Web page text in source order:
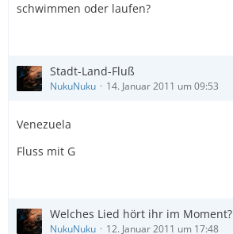
schwimmen oder laufen?
Stadt-Land-Fluß
NukuNuku 14. Januar 2011 um 09:53
Venezuela
Fluss mit G
Welches Lied hört ihr im Moment?
NukuNuku 12. Januar 2011 um 17:48